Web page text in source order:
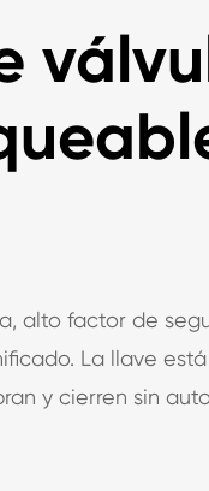
alto factor de
La llave
y cierren sin